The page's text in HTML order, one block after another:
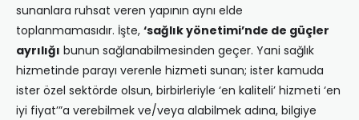
sunanlara ruhsat veren yapının aynı elde
toplanmamasıdır. İşte, ‘sağlık yönetimi’nde de güçler
ayrılığı bunun sağlanabilmesinden geçer. Yani sağlık
hizmetinde parayı verenle hizmeti sunan; ister kamuda
ister özel sektörde olsun, birbirleriyle ‘en kaliteli’ hizmeti ‘en
iyi fiyat’”a verebilmek ve/veya alabilmek adına, bilgiye